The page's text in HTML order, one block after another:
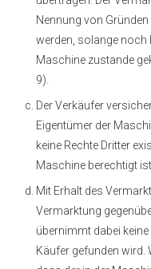
Nennung von
werden, solange noch
Maschine zustande
9).
Der Verkäufer
Eigentümer der
keine Rechte Dritter
Maschine berechtigt ist.
Mit Erhalt des
Vermarktung
übernimmt dabei
Käufer gefunden wird.